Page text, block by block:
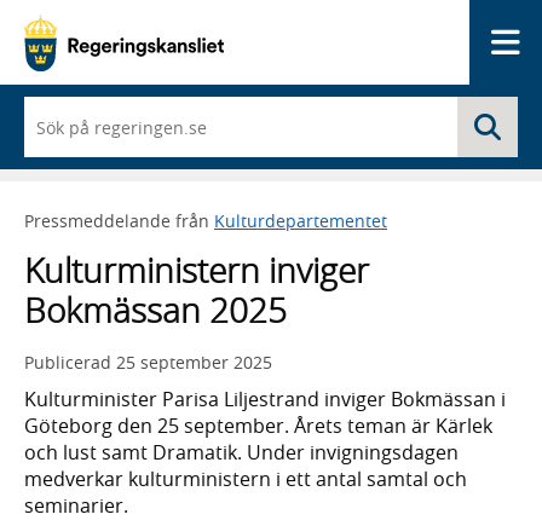
du
börjar
skriva
framträder
lista
med
sökförslag
Pressmeddelande från Kulturdepartementet
Kulturministern inviger
Bokmässan 2025
Publicerad 25 september 2025
Kulturminister Parisa Liljestrand inviger Bokmässan i
Göteborg den 25 september. Årets teman är Kärlek
och lust samt Dramatik. Under invigningsdagen
medverkar kulturministern i ett antal samtal och
seminarier.